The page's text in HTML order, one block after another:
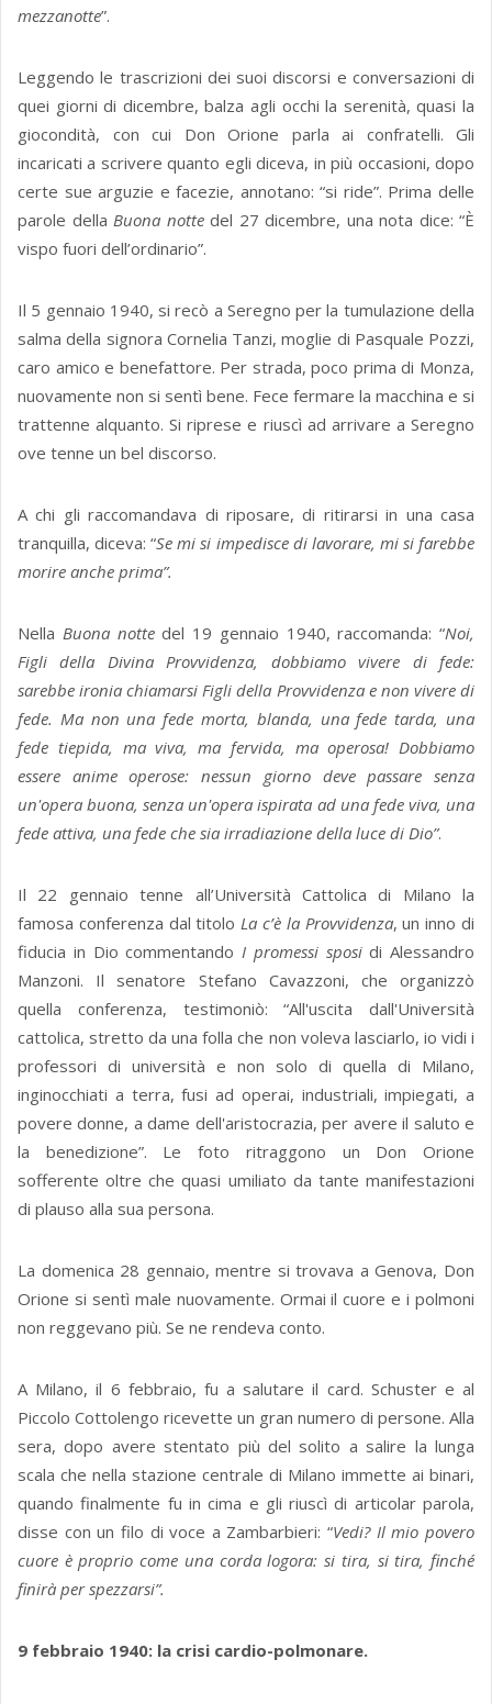
mezzanotte”.
Leggendo le trascrizioni dei suoi discorsi e conversazioni di
quei giorni di dicembre, balza agli occhi la serenità, quasi la
giocondità, con cui Don Orione parla ai confratelli. Gli
incaricati a scrivere quanto egli diceva, in più occasioni, dopo
certe sue arguzie e facezie, annotano: “si ride”. Prima delle
parole della Buona nottedel 27 dicembre, una nota dice: “È
vispo fuori dell’ordinario”.
Il 5 gennaio 1940, si recò a Seregno per la tumulazione della
salma della signora Cornelia Tanzi, moglie di Pasquale Pozzi,
caro amico e benefattore. Per strada, poco prima di Monza,
nuovamente non si sentì bene. Fece fermare la macchina e si
trattenne alquanto. Si riprese e riuscì ad arrivare a Seregno
ove tenne un bel discorso.
A chi gli raccomandava di riposare, di ritirarsi in una casa
tranquilla, diceva: “Se mi si impedisce di lavorare, mi si farebbe
morire anche prima”.
Nella Buona nottedel 19 gennaio 1940, raccomanda: “Noi,
Figli della Divina Provvidenza, dobbiamo vivere di fede:
sarebbe ironia chiamarsi Figli della Provvidenza e non vivere di
fede. Ma non una fede morta, blanda, una fede tarda, una
fede tiepida, ma viva, ma fervida, ma operosa! Dobbiamo
essere anime operose: nessun giorno deve passare senza
un'opera buona, senza un'opera ispirata ad una fede viva, una
fede attiva, una fede che sia irradiazione della luce di Dio”.
Il 22 gennaio tenne all’Università Cattolica di Milano la
famosa conferenza dal titoloLa c’è la Provvidenza, un inno di
fiducia in Dio commentando I promessi sposidi Alessandro
Manzoni. Il senatore Stefano Cavazzoni, che organizzò
quella conferenza, testimoniò: “All'uscita dall'Università
cattolica, stretto da una folla che non voleva lasciarlo, io vidi i
professori di università e non solo di quella di Milano,
inginocchiati a terra, fusi ad operai, industriali, impiegati, a
povere donne, a dame dell'aristocrazia, per avere il saluto e
la benedizione”. Le foto ritraggono un Don Orione
sofferente oltre che quasi umiliato da tante manifestazioni
di plauso alla sua persona.
La domenica 28 gennaio, mentre si trovava a Genova, Don
Orione si sentì male nuovamente. Ormai il cuore e i polmoni
non reggevano più. Se ne rendeva conto.
A Milano, il 6 febbraio, fu a salutare il card. Schuster e al
Piccolo Cottolengo ricevette un gran numero di persone. Alla
sera, dopo avere stentato più del solito a salire la lunga
scala che nella stazione centrale di Milano immette ai binari,
quando finalmente fu in cima e gli riuscì di articolar parola,
disse con un filo di voce a Zambarbieri: “Vedi? Il mio povero
cuore è proprio come una corda logora: si tira, si tira, finché
finirà per spezzarsi”.
9 febbraio 1940: la crisi cardio-polmonare.